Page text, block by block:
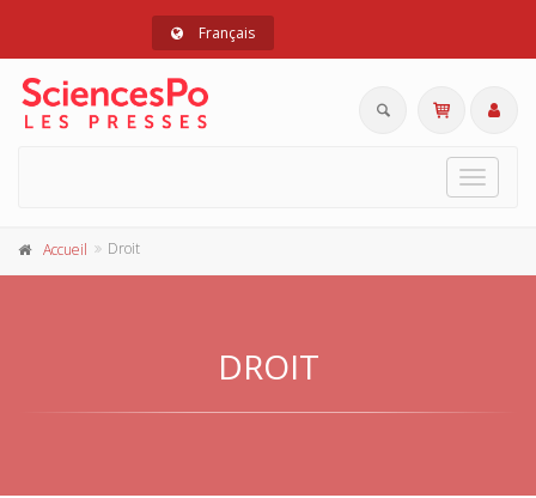
Français
Toggle
Accueil Droit
DROIT